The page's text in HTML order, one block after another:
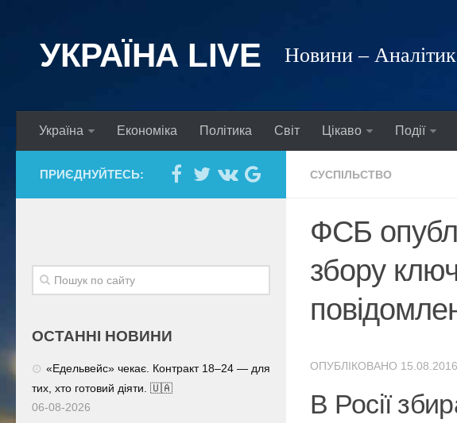
УКРАЇНА LIVE Новини –
Україна Економіка Політика Світ Цікаво Події
СУСПІЛЬСТВО
ФСБ
збору
ОПУБЛІКОВАНО
В Росії
ПРИЄДНУЙТЕСЬ:
ОСТАННІ НОВИНИ
«Едельвейс» чекає. Контракт 18–24 — для
тих, хто готовий діяти. 🇺🇦
06-08-2026